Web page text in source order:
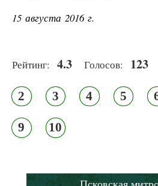
15 августа 2016 г.
Рейтинг: 4.3 Голосов: 123
2 3 4 5
9 10